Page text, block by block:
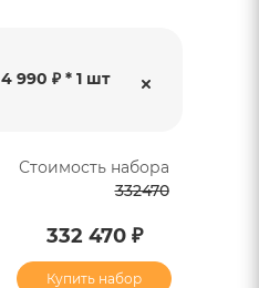
4 990 ₽ * 1 шт
Стоимость набора
332470
332 470 ₽
Купить набор